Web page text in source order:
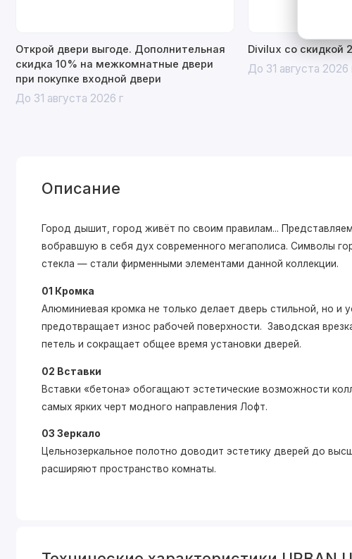
Открой двери выгоде. Дополнительная
скидка 10% на межкомнатные двери
при покупке входной двери
До 31 августа 2026 г
Divilux со скидкой
До 31 августа 2026
Описание
Город дышит, город живёт по своим правилам...
вобравшую в себя дух современного мегаполиса. Символы
стекла — стали фирменными элементами данной коллекции.
01 Кромка
Алюминиевая кромка не только делает дверь стильной, но и
предотвращает износ рабочей поверхности. Заводская
петель и сокращает общее время установки дверей.
02 Вставки
Вставки «бетона» обогащают эстетические возможности
самых ярких черт модного направления Лофт.
03 Зеркало
Цельнозеркальное полотно доводит эстетику дверей до
расширяют пространство комнаты.